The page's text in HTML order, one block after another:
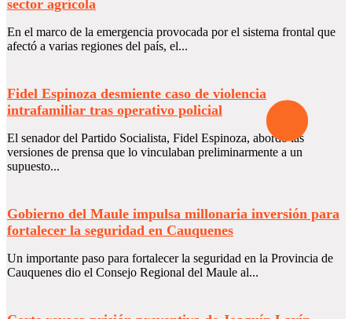
sector agrícola
En el marco de la emergencia provocada por el sistema frontal que
afectó a varias regiones del país, el...
Fidel Espinoza desmiente caso de violencia
intrafamiliar tras operativo policial
El senador del Partido Socialista, Fidel Espinoza, abordó las
versiones de prensa que lo vinculaban preliminarmente a un
supuesto...
Gobierno del Maule impulsa millonaria inversión para
fortalecer la seguridad en Cauquenes
Un importante paso para fortalecer la seguridad en la Provincia de
Cauquenes dio el Consejo Regional del Maule al...